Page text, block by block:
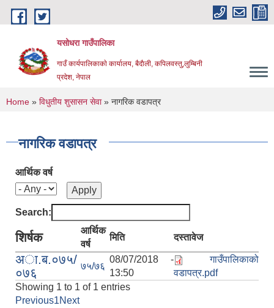
Skip to main content
यसोधरा गाउँपालिका
गाउँ कार्यपालिकाकाे कार्यालय, बैदाैली, कपिलवस्तु,लुम्बिनी
प्रदेश, नेपाल
You are here
Home » विधुतीय शुसासन सेवा» नागरिक वडापत्र
नागरिक वडापत्र
आर्थिक वर्ष
Search:
शिर्षक
आर्थिक
वर्ष
मिति दस्तावेज
अा.ब.०७५/
०७६
७५/७६
08/07/2018 -
13:50
गाउँपालिकाको
वडापत्र.pdf
Showing 1 to 1 of 1 entries
Previous1Next